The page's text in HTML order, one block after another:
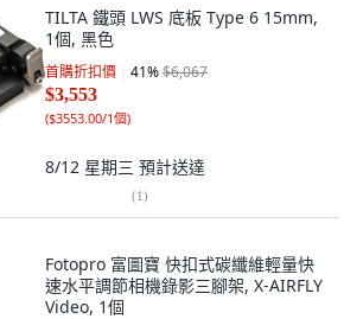
TILTA 鐵頭 LWS 底板 Type 6 15mm,
1個, 黑色
首購折扣價 41%$6,067
$3,553
($3553.00/1個)
8/12 星期三 預計送達
(1)
Fotopro 富圖寶 快扣式碳纖維輕量快
速水平調節相機錄影三腳架, X-AIRFLY
Video, 1個